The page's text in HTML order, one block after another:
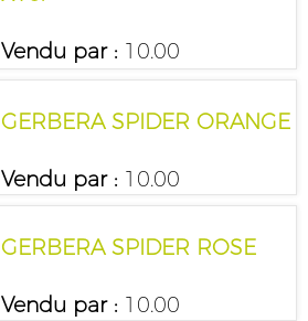
Vendu par :10.00
GERBERA SPIDER ORANGE
Vendu par :10.00
GERBERA SPIDER ROSE
Vendu par :10.00